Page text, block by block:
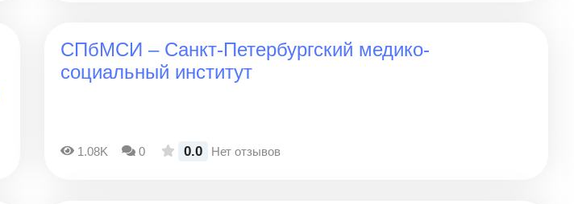
СПбМСИ – Санкт-Петербургский медико-
социальный институт
1.08K 0 0.0 Нет отзывов